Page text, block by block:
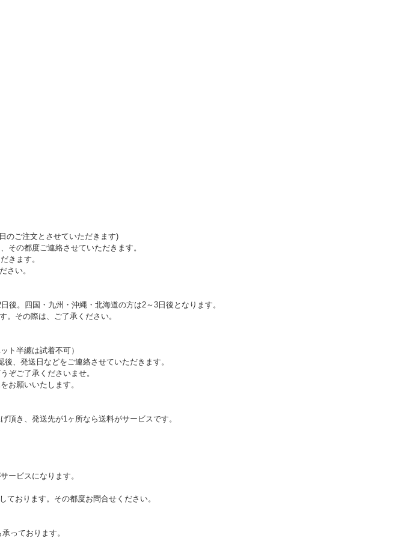
のご注文とさせていただきます)
その都度ご連絡させていただきます。
きます。
さい。
後。四国・九州・沖縄・北海道の方は2～3日後となります。
その際は、ご了承ください。
ト半纏は試着不可）
、発送日などをご連絡させていただきます。
ぞご了承くださいませ。
お願いいたします。
頂き、発送先が1ヶ所なら送料がサービスです。
ービスになります。
おります。その都度お問合せください。
っております。